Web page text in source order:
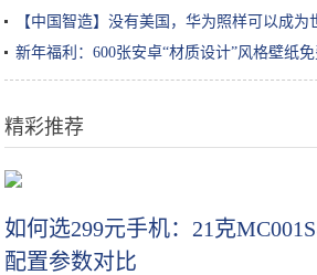
【中国智造】没有美国，华为照样可以成为
新年福利：600张安卓“材质设计”风格壁纸
精彩推荐
如何选299元手机：21克
配置参数对比